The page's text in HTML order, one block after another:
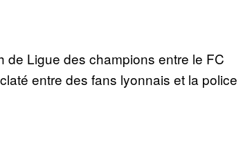
de Ligue des champions entre le FC
entre des fans lyonnais et la police